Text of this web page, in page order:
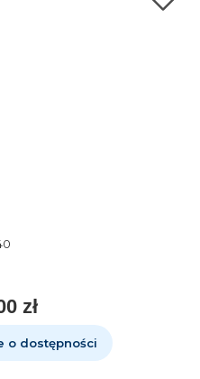
zł
o dostępności